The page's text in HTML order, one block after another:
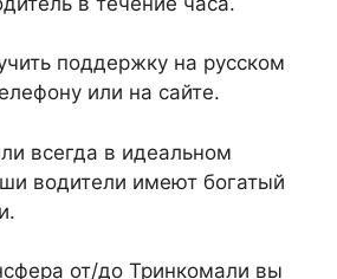
поддержку на русском
или на сайте.
всегда в идеальном
водители имеют богатый
от/до Тринкомали вы